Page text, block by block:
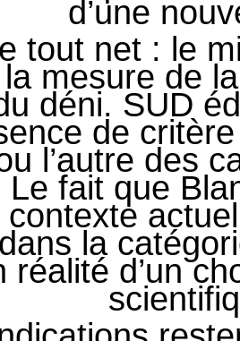
d’une
tout net : le
mesure de
déni. SUD
de
ou l’autre des
Le fait que
la
réalité d’un